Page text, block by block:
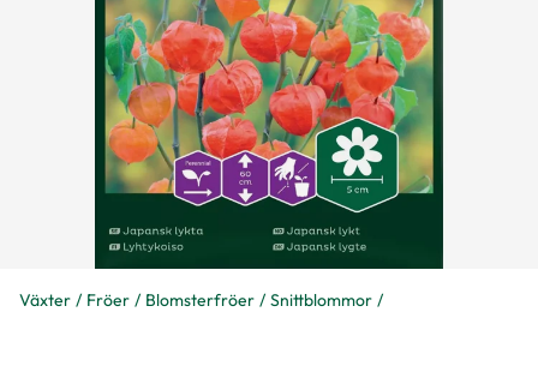
Växter Fröer Blomsterfröer Snittblommor